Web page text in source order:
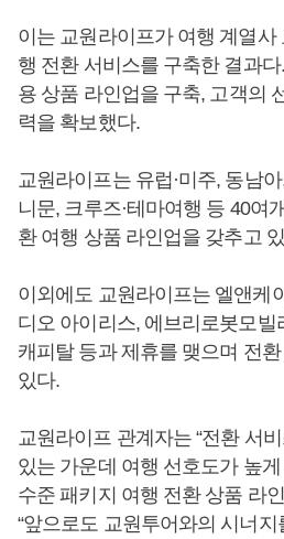
이는 교원라이프가 여행 계열사
행 전환 서비스를 구축한 결과
용 상품 라인업을 구축, 고객의
력을 확보했다.
교원라이프는 유럽·미주, 동남
니문, 크루즈·테마여행 등 40여
환 여행 상품 라인업을 갖추고
이외에도 교원라이프는 엘앤케
디오 아이리스, 에브리로봇모빌
캐피탈 등과 제휴를 맺으며 전
있다.
교원라이프 관계자는 “전환 서
있는 가운데 여행 선호도가 높
수준 패키지 여행 전환 상품 라
“앞으로도 교원투어와의 시너